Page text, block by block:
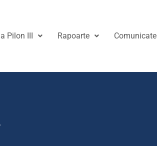
Pilon III Rapoarte Comunicate